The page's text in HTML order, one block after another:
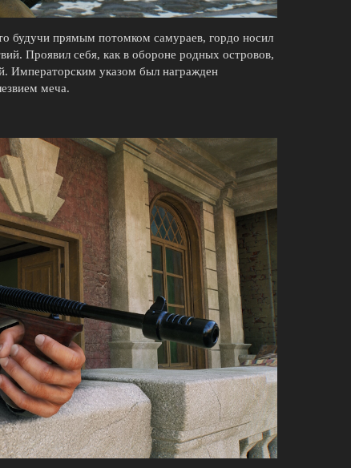
будучи прямым потомком самураев, гордо носил
Проявил себя, как в обороне родных островов,
Императорским указом был награжден
меча.